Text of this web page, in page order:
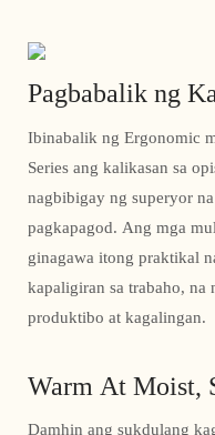
Pagbabalik ng
Ibinabalik ng Ergonomic
Series ang kalikasan sa
nagbibigay ng superyor
pagkapagod. Ang mga
ginagawa itong praktikal
kapaligiran sa trabaho,
produktibo at kagalingan.
Warm At Moist,
Damhin ang sukdulang